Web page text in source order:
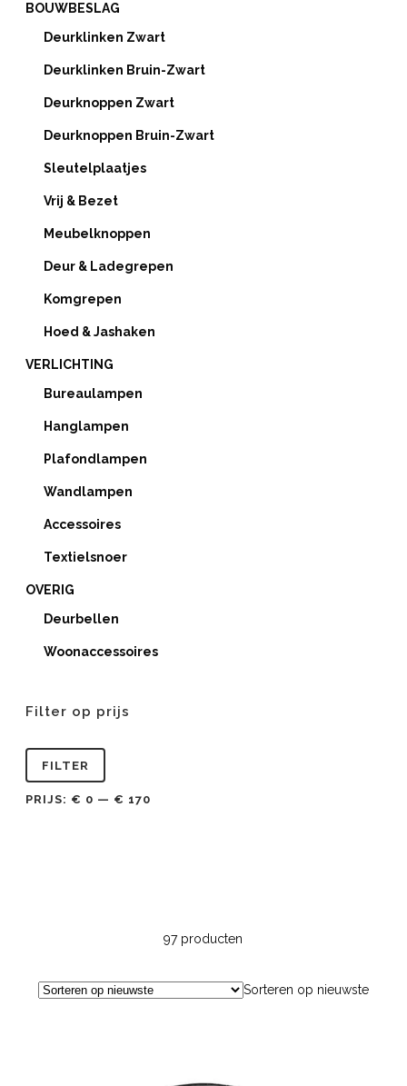
BOUWBESLAG
Deurklinken Zwart
Deurklinken Bruin-Zwart
Deurknoppen Zwart
Deurknoppen Bruin-Zwart
Sleutelplaatjes
Vrij & Bezet
Meubelknoppen
Deur & Ladegrepen
Komgrepen
Hoed & Jashaken
VERLICHTING
Bureaulampen
Hanglampen
Plafondlampen
Wandlampen
Accessoires
Textielsnoer
OVERIG
Deurbellen
Woonaccessoires
Filter op prijs
Min.
prijs
Max.
prijs
FILTER
PRIJS: € 0 — € 170
97 producten
Sorteren op nieuwste